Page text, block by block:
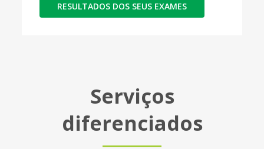
RESULTADOS DOS SEUS EXAMES
Serviços
diferenciados